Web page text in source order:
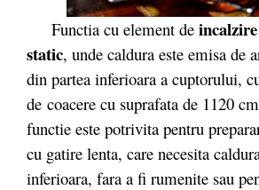
Functia cu element de
static, unde caldura este emisa de
din partea inferioara a cuptorului,
de coacere cu suprafata de 1120
functie este potrivita pentru
cu gatire lenta, care necesita
inferioara, fara a fi rumenite sau